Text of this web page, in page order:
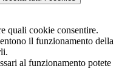
quali cookie consentire.
il funzionamento della
al funzionamento potete